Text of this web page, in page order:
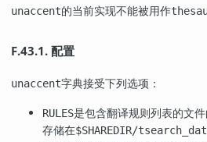
unaccent的当前实现不能被用作
F.43.1. 配置
unaccent字典接受下列选项：
RULES是包含翻译规则列表的文
存储在$SHAREDIR/